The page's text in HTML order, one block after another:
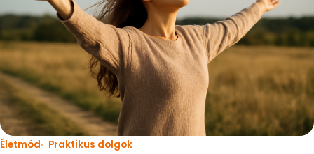
Életmód Praktikus dolgok